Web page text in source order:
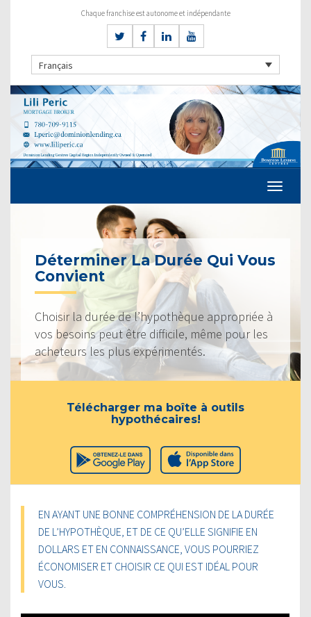
Chaque franchise est autonome et indépendante
Français
Déterminer La Durée Qui Vous
Convient
Choisir la durée de l’hypothèque appropriée à
vos besoins peut être difficile, même pour les
acheteurs les plus expérimentés.
Télécharger ma boîte à outils
hypothécaires!
EN AYANT UNE BONNE COMPRÉHENSION DE LA DURÉE
DE L’HYPOTHÈQUE, ET DE CE QU’ELLE SIGNIFIE EN
DOLLARS ET EN CONNAISSANCE, VOUS POURRIEZ
ÉCONOMISER ET CHOISIR CE QUI EST IDÉAL POUR
VOUS.